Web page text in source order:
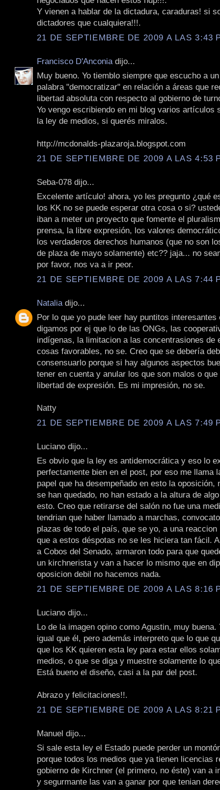
Y vienen a hablar de la dictadura, caraduras! si
dictadores que cualquiera!!!.
21 DE SEPTIEMBRE DE 2009 A LAS 3:43
Francisco D'Anconia dijo...
Muy bueno. Yo tiemblo siempre que escucho a
palabra "democratizar" en relación a áreas que
libertad absoluta con respecto al gobierno de
Yo vengo escribiendo en mi blog varios artículos
la ley de medios, si querés miralos.
http://mcdonalds-plazaroja.blogspot.com
21 DE SEPTIEMBRE DE 2009 A LAS 4:53
Seba-078 dijo...
Excelente artículo! ahora, yo les pregunto ¿qué
los KK no se puede esperar otra cosa o si?
iban a meter un proyecto que fomente el
prensa, la libre expresión, los valores
los verdaderos derechos humanos (que no son
de plaza de mayo solamente) etc?? jaja... no
por favor, nos va a ir peor.
21 DE SEPTIEMBRE DE 2009 A LAS 7:44
Natalia dijo...
Por lo que yo pude leer hay puntitos interesantes
digamos por ej que lo de las ONGs, las
indígenas, la limitacion a las concentrasiones de
cosas favorables, no se. Creo que se debería
consensuarlo porque si hay algunos aspectos
tener en cuenta y anular los que son malos o
libertad de expresión. Es mi impresión, no se.
Natty
21 DE SEPTIEMBRE DE 2009 A LAS 7:49
Luciano dijo...
Es obvio que la ley es antidemocrática y eso lo
perfectamente bien en el post, por eso me llama
papel que ha desempeñado en esto la oposición,
se han quedado, no han estado a la altura de
esto. Creo que retirarse del salón no fue una
tendrian que haber llamado a marchas,
plazas de todo el país, que se yo, a una reaccion
que a estos déspotas no se les hiciera tan fácil.
a Cobos del Senado, armaron todo para que
un kirchnerista y van a hacer lo mismo que en
oposicion debil no hacemos nada.
21 DE SEPTIEMBRE DE 2009 A LAS 8:16
Luciano dijo...
Lo de la imagen opino como Agustin, muy buena.
igual que él, pero además interpreto que lo que
que los KK quieren esta ley para estar ellos
medios, o que se diga y muestre solamente lo
Está bueno el diseño, casi a la par del post.
Abrazo y felicitaciones!!.
21 DE SEPTIEMBRE DE 2009 A LAS 8:21
Manuel dijo...
Si sale esta ley el Estado puede perder un
porque todos los medios que ya tienen licencias
gobierno de Kirchner (el primero, no éste) van a
y segurmante las van a ganar por que tenian